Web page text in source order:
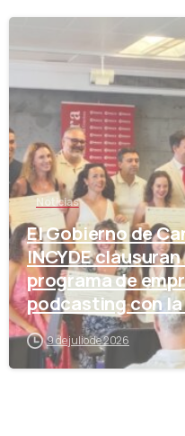
Noticias
El Gobierno de
INCYDE
programa de
podcasting con
Cámara de
9 de julio de 2026